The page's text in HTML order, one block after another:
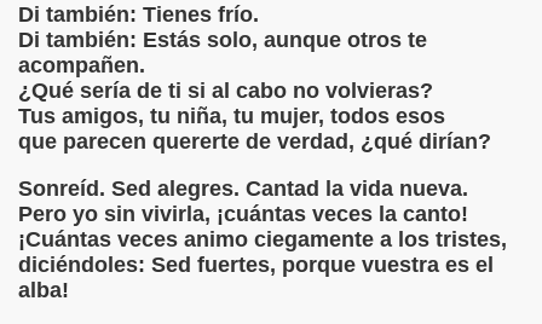
Di también: Tienes frío.
Di también: Estás solo, aunque otros te
acompañen.
¿Qué sería de ti si al cabo no volvieras?
Tus amigos, tu niña, tu mujer, todos esos
que parecen quererte de verdad, ¿qué dirían?
Sonreíd. Sed alegres. Cantad la vida nueva.
Pero yo sin vivirla, ¡cuántas veces la canto!
¡Cuántas veces animo ciegamente a los tristes,
diciéndoles: Sed fuertes, porque vuestra es el
alba!
de Milan Kundera
HENDIDA
televisor